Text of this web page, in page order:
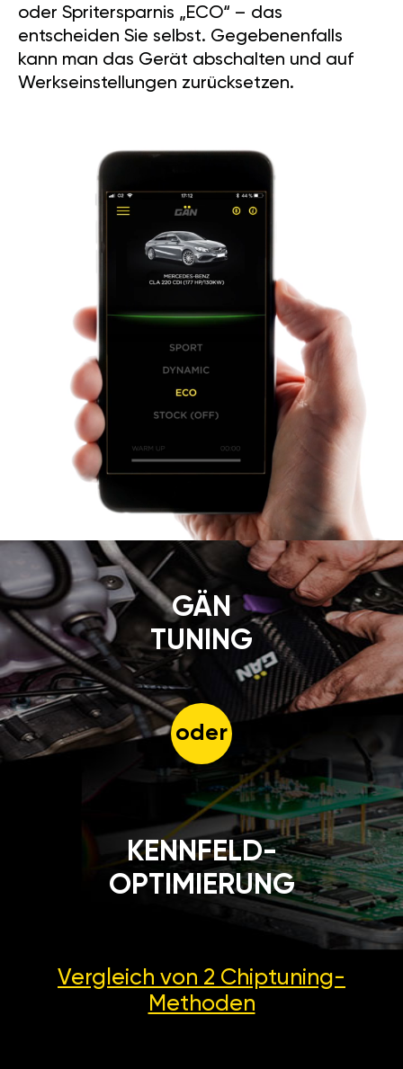
oder Spritersparnis „ECO“ – das
entscheiden Sie selbst. Gegebenenfalls
kann man das Gerät abschalten und auf
Werkseinstellungen zurücksetzen.
GÄN
TUNING
oder
KENNFELD-
OPTIMIERUNG
Vergleich von 2 Chiptuning-
Methoden